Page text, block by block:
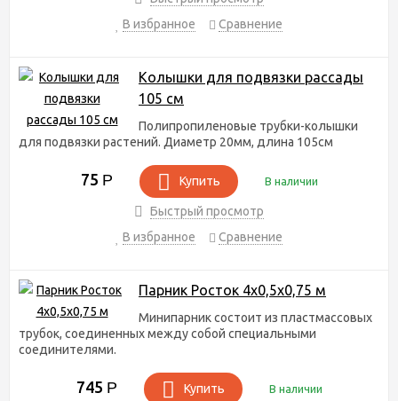
В избранное
Сравнение
Колышки для подвязки рассады
105 см
Полипропиленовые трубки-колышки
для подвязки растений. Диаметр 20мм, длина 105см
75 Р Купить В наличии
Быстрый просмотр
В избранное
Сравнение
Парник Росток 4х0,5х0,75 м
Минипарник состоит из пластмассовых
трубок, соединенных между собой специальными
соединителями.
745 Р Купить В наличии